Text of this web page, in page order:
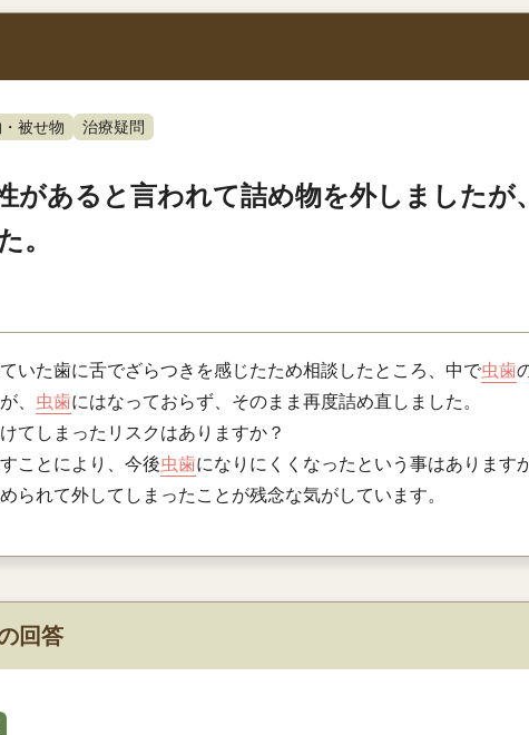
被せ物 治療疑問
があると言われて詰め物を外しましたが
。
いた歯に舌でざらつきを感じたため相談したところ、中で虫歯
、 虫歯にはなっておらず、そのまま再度詰め直しました。
てしまったリスクはありますか？
ことにより、今後虫歯になりにくくなったという事はあります
られて外してしまったことが残念な気がしています。
回答